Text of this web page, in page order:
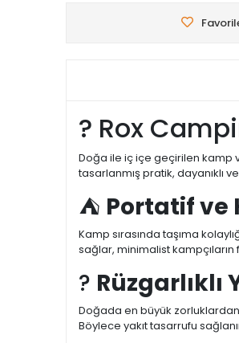
? Rox
Doğa ile iç içe geçirilen kamp
tasarlanmış pratik, dayanıklı
⛺ Portatif ve
Kamp sırasında taşıma
sağlar, minimalist
?️ Rüzgarlıklı
Doğada en büyük zorluklardan
Böylece yakıt tasarrufu